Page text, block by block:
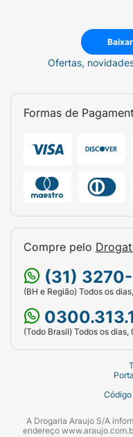
Ofertas,
Formas de
Compre pelo
(31)
(BH e Região) Todos os
(Todo Brasil) Todos os
A Drogaria Araujo S/A
endereço